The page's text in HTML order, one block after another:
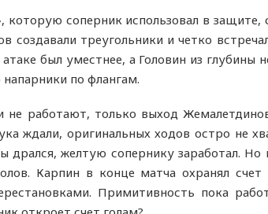
которую соперник использовал в
создавали треугольники и четко
был уместнее, а Головин из глубины
по флангам.
не работают, только выход
ждали, оригинальных ходов остро не
дрался, желтую сопернику заработал. Но
Карпин в конце матча охранял
Примитивность пока